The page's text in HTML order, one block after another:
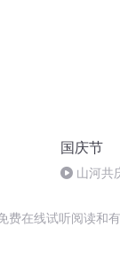
国庆节
山河共
在线试听阅读和